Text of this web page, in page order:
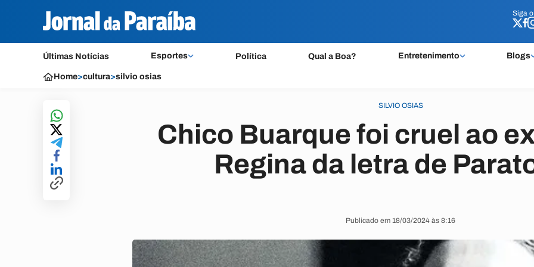
Siga o
Últimas Notícias Esportes Política Qual a Boa? Entretenimento Blogs
Siga o
Home>cultura>silvio osias
SILVIO OSIAS
Chico Buarque foi cruel ao
Regina da letra de
Publicado em 18/03/2024 às 8:16